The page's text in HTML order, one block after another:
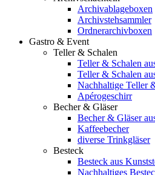
Archivablageboxen
Archivstehsammler
Ordnerarchivboxen
Gastro & Event
Teller & Schalen
Teller & Schalen
Teller & Schalen
Nachhaltige Teller
Apérogeschirr
Becher & Gläser
Becher & Gläser
Kaffeebecher
diverse Trinkgläser
Besteck
Besteck aus
Nachhaltiges